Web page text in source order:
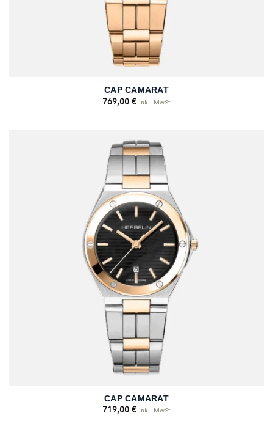
CAP CAMARAT
769,00 € inkl. MwSt
CAP CAMARAT
719,00 € inkl. MwSt